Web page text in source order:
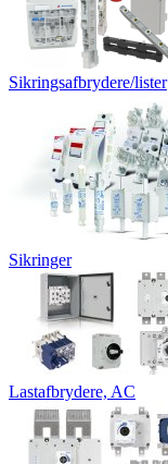
Sikringsafbrydere/lister
Sikringer
Lastafbrydere, AC